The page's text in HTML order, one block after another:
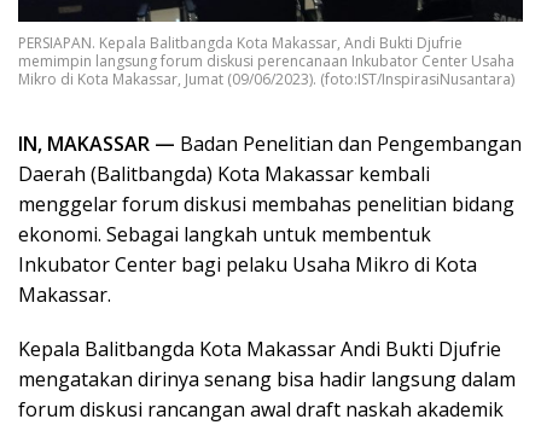
PERSIAPAN. Kepala Balitbangda Kota Makassar, Andi Bukti Djufrie
memimpin langsung forum diskusi perencanaan Inkubator Center Usaha
Mikro di Kota Makassar, Jumat (09/06/2023). (foto:IST/InspirasiNusantara)
IN, MAKASSAR — Badan Penelitian dan Pengembangan
Daerah (Balitbangda) Kota Makassar kembali
menggelar forum diskusi membahas penelitian bidang
ekonomi. Sebagai langkah untuk membentuk
Inkubator Center bagi pelaku Usaha Mikro di Kota
Makassar.
Kepala Balitbangda Kota Makassar Andi Bukti Djufrie
mengatakan dirinya senang bisa hadir langsung dalam
forum diskusi rancangan awal draft naskah akademik